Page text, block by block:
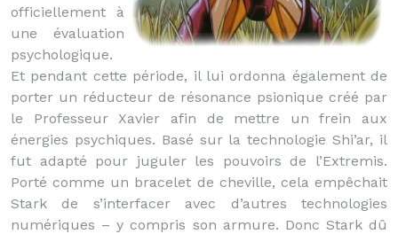
officiellement à
une évaluation
psychologique.
Et pendant cette période, il lui ordonna également de
porter un réducteur de résonance psionique créé par
le Professeur Xavier afin de mettre un frein aux
énergies psychiques. Basé sur la technologie Shi’ar, il
fut adapté pour juguler les pouvoirs de l’Extremis.
Porté comme un bracelet de cheville, cela empêchait
Stark de s’interfacer avec d’autres technologies
numériques – y compris son armure. Donc Stark dû